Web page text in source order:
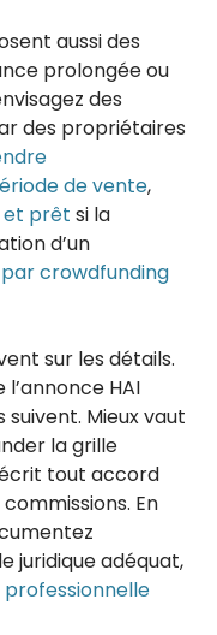
aussi des
prolongée ou
des
des propriétaires
de vente,
et prêt si la
d’un
crowdfunding
sur les détails.
HAI
suivent. Mieux vaut
la grille
tout accord
En
juridique adéquat,